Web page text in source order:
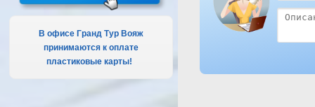
В офисе Гранд Тур Вояж
принимаются к оплате
пластиковые карты!